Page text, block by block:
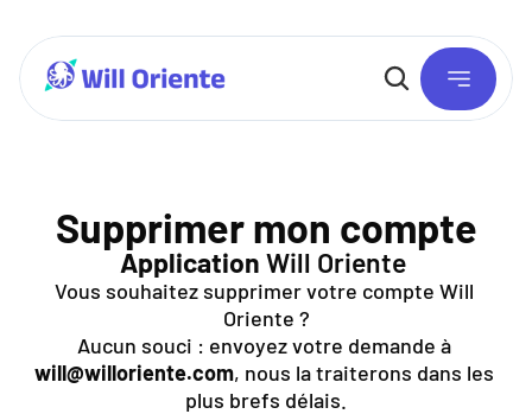
Supprimer mon compte
Application Will Oriente
Vous souhaitez supprimer votre compte Will
Oriente ?
Aucun souci : envoyez votre demande à
will@willoriente.com, nous la traiterons dans les
plus brefs délais.